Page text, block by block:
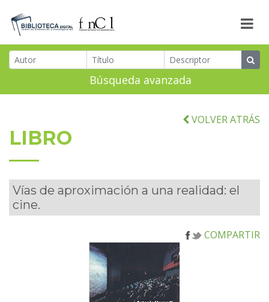
Búsqueda avanzada
VOLVER ATRÁS
LIBRO
Vías de aproximación a una realidad: el
cine.
COMPARTIR